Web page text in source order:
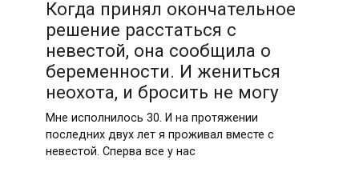
Когда принял окончательное
решение расстаться с
невестой, она сообщила о
беременности. И жениться
неохота, и бросить не могу
Мне исполнилось 30. И на протяжении
последних двух лет я проживал вместе с
невестой. Сперва все у нас